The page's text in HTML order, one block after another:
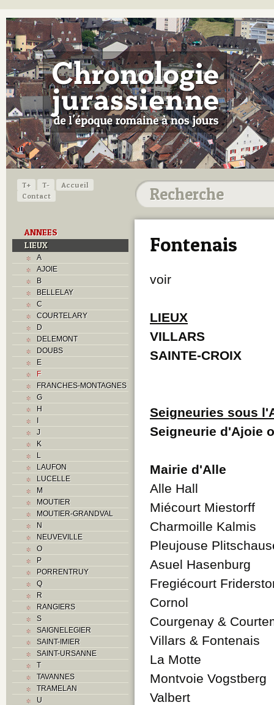
T+ T-
Accueil
Contact
ANNEES
LIEUX
A
AJOIE
B
BELLELAY
C
COURTELARY
D
DELEMONT
DOUBS
E
F
FRANCHES-MONTAGNES
G
H
I
J
K
L
LAUFON
LUCELLE
M
MOUTIER
MOUTIER-GRANDVAL
N
NEUVEVILLE
O
P
PORRENTRUY
Q
R
RANGIERS
S
SAIGNELEGIER
SAINT-IMIER
SAINT-URSANNE
T
TAVANNES
TRAMELAN
U
Fontenais
voir
LIEUX
VILLARS
SAINTE-CROIX
Seigneuries sous
Seigneurie d'Ajoie
Mairie d'Alle
Alle Hall
Miécourt Miestorff
Charmoille Kalmis
Pleujouse
Asuel Hasenburg
Fregiécourt
Cornol
Courgenay &
Villars & Fontenais
La Motte
Montvoie Vogstberg
Valbert